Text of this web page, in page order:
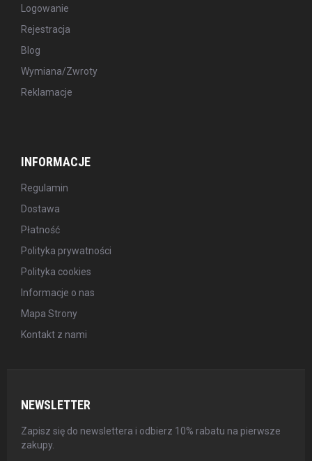
Logowanie
Rejestracja
Blog
Wymiana/Zwroty
Reklamacje
INFORMACJE
Regulamin
Dostawa
Płatność
Polityka prywatności
Polityka cookies
Informacje o nas
Mapa Strony
Kontakt z nami
NEWSLETTER
Zapisz się do newslettera i odbierz 10% rabatu na pierwsze
zakupy.